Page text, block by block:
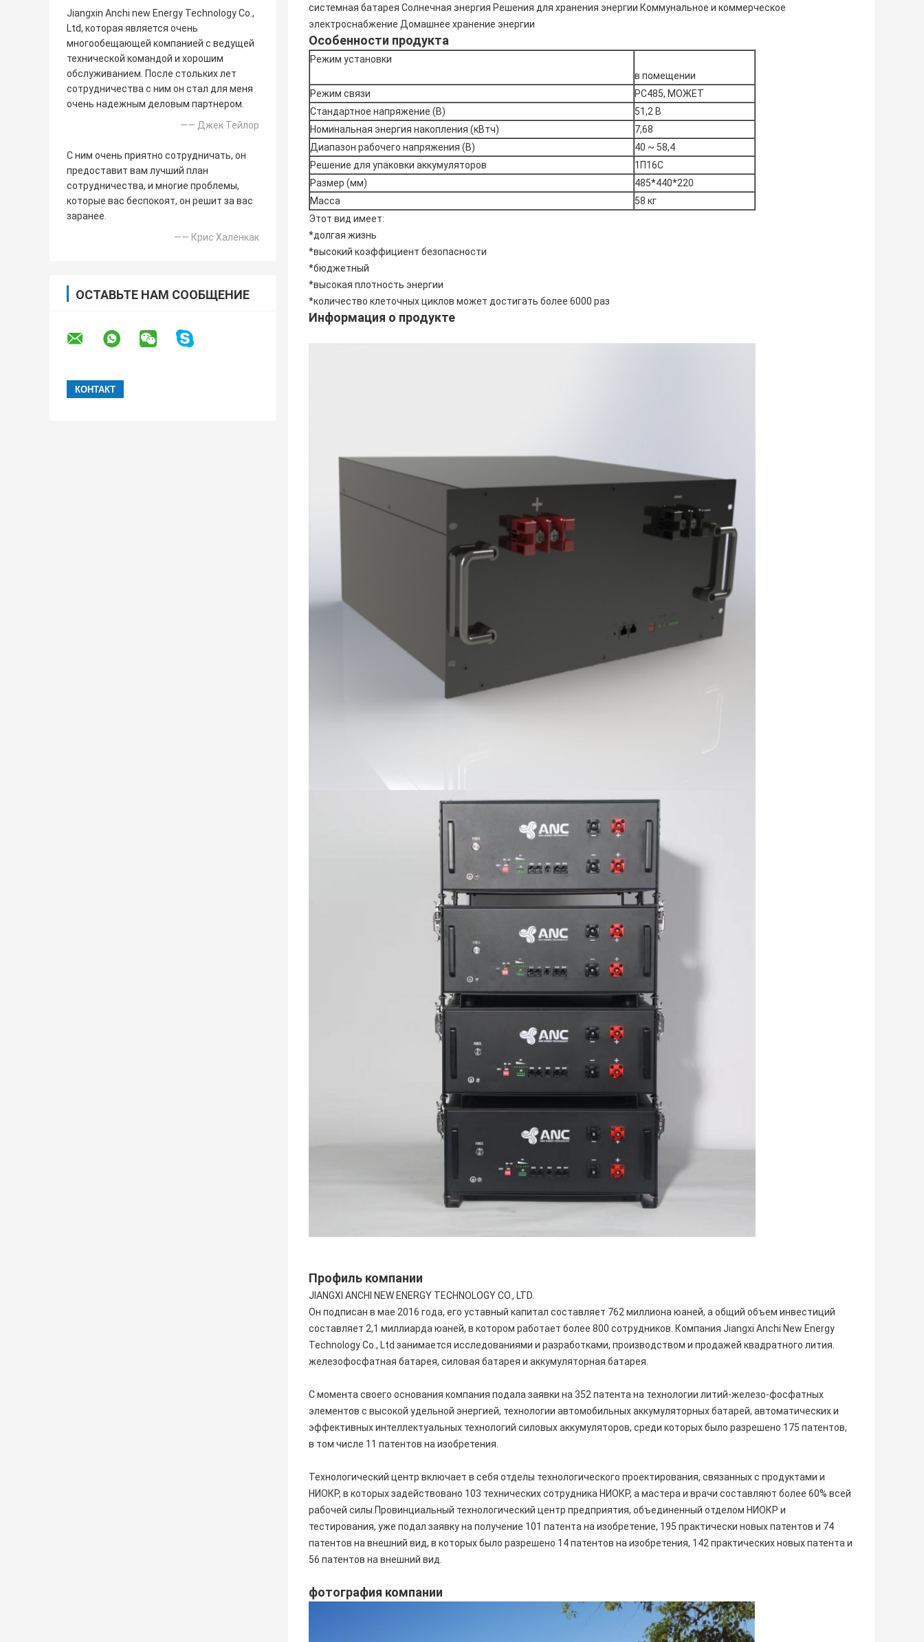
Jiangxin Anchi new Energy Technology Co.,
Ltd, которая является очень
многообещающей компанией с ведущей
технической командой и хорошим
обслуживанием. После стольких лет
сотрудничества с ним он стал для меня
очень надежным деловым партнером.
—— Джек Тейлор
С ним очень приятно сотрудничать, он
предоставит вам лучший план
сотрудничества, и многие проблемы,
которые вас беспокоят, он решит за вас
заранее.
—— Крис Халенкак
ОСТАВЬТЕ НАМ СООБЩЕНИЕ
системная батарея Солнечная энергия Решения для хранения энергии Коммунальное и коммерческое
электроснабжение Домашнее хранение энергии
Особенности продукта
Режим установки
в помещении
Режим связи
РС485, МОЖЕТ
Стандартное напряжение (В)
51,2 В
Номинальная энергия накопления (кВтч)
7,68
Диапазон рабочего напряжения (В)
40 ~ 58,4
Решение для упаковки аккумуляторов
1П16С
Размер (мм)
485*440*220
Масса
58 кг
Этот вид имеет:
*долгая жизнь
*высокий коэффициент безопасности
*бюджетный
*высокая плотность энергии
*количество клеточных циклов может достигать более 6000 раз
Информация о продукте
Профиль компании
JIANGXI ANCHI NEW ENERGY TECHNOLOGY CO., LTD.
Он подписан в мае 2016 года, его уставный капитал составляет 762 миллиона юаней, а общий объем инвестиций
составляет 2,1 миллиарда юаней, в котором работает более 800 сотрудников. Компания Jiangxi Anchi New Energy
Technology Co., Ltd занимается исследованиями и разработками, производством и продажей квадратного лития.
железофосфатная батарея, силовая батарея и аккумуляторная батарея.
С момента своего основания компания подала заявки на 352 патента на технологии литий-железо-фосфатных
элементов с высокой удельной энергией, технологии автомобильных аккумуляторных батарей, автоматических и
эффективных интеллектуальных технологий силовых аккумуляторов, среди которых было разрешено 175 патентов,
в том числе 11 патентов на изобретения.
Технологический центр включает в себя отделы технологического проектирования, связанных с продуктами и
НИОКР, в которых задействовано 103 технических сотрудника НИОКР, а мастера и врачи составляют более 60% всей
рабочей силы.Провинциальный технологический центр предприятия, объединенный отделом НИОКР и
тестирования, уже подал заявку на получение 101 патента на изобретение, 195 практически новых патентов и 74
патентов на внешний вид, в которых было разрешено 14 патентов на изобретения, 142 практических новых патента и
56 патентов на внешний вид.
фотография компании